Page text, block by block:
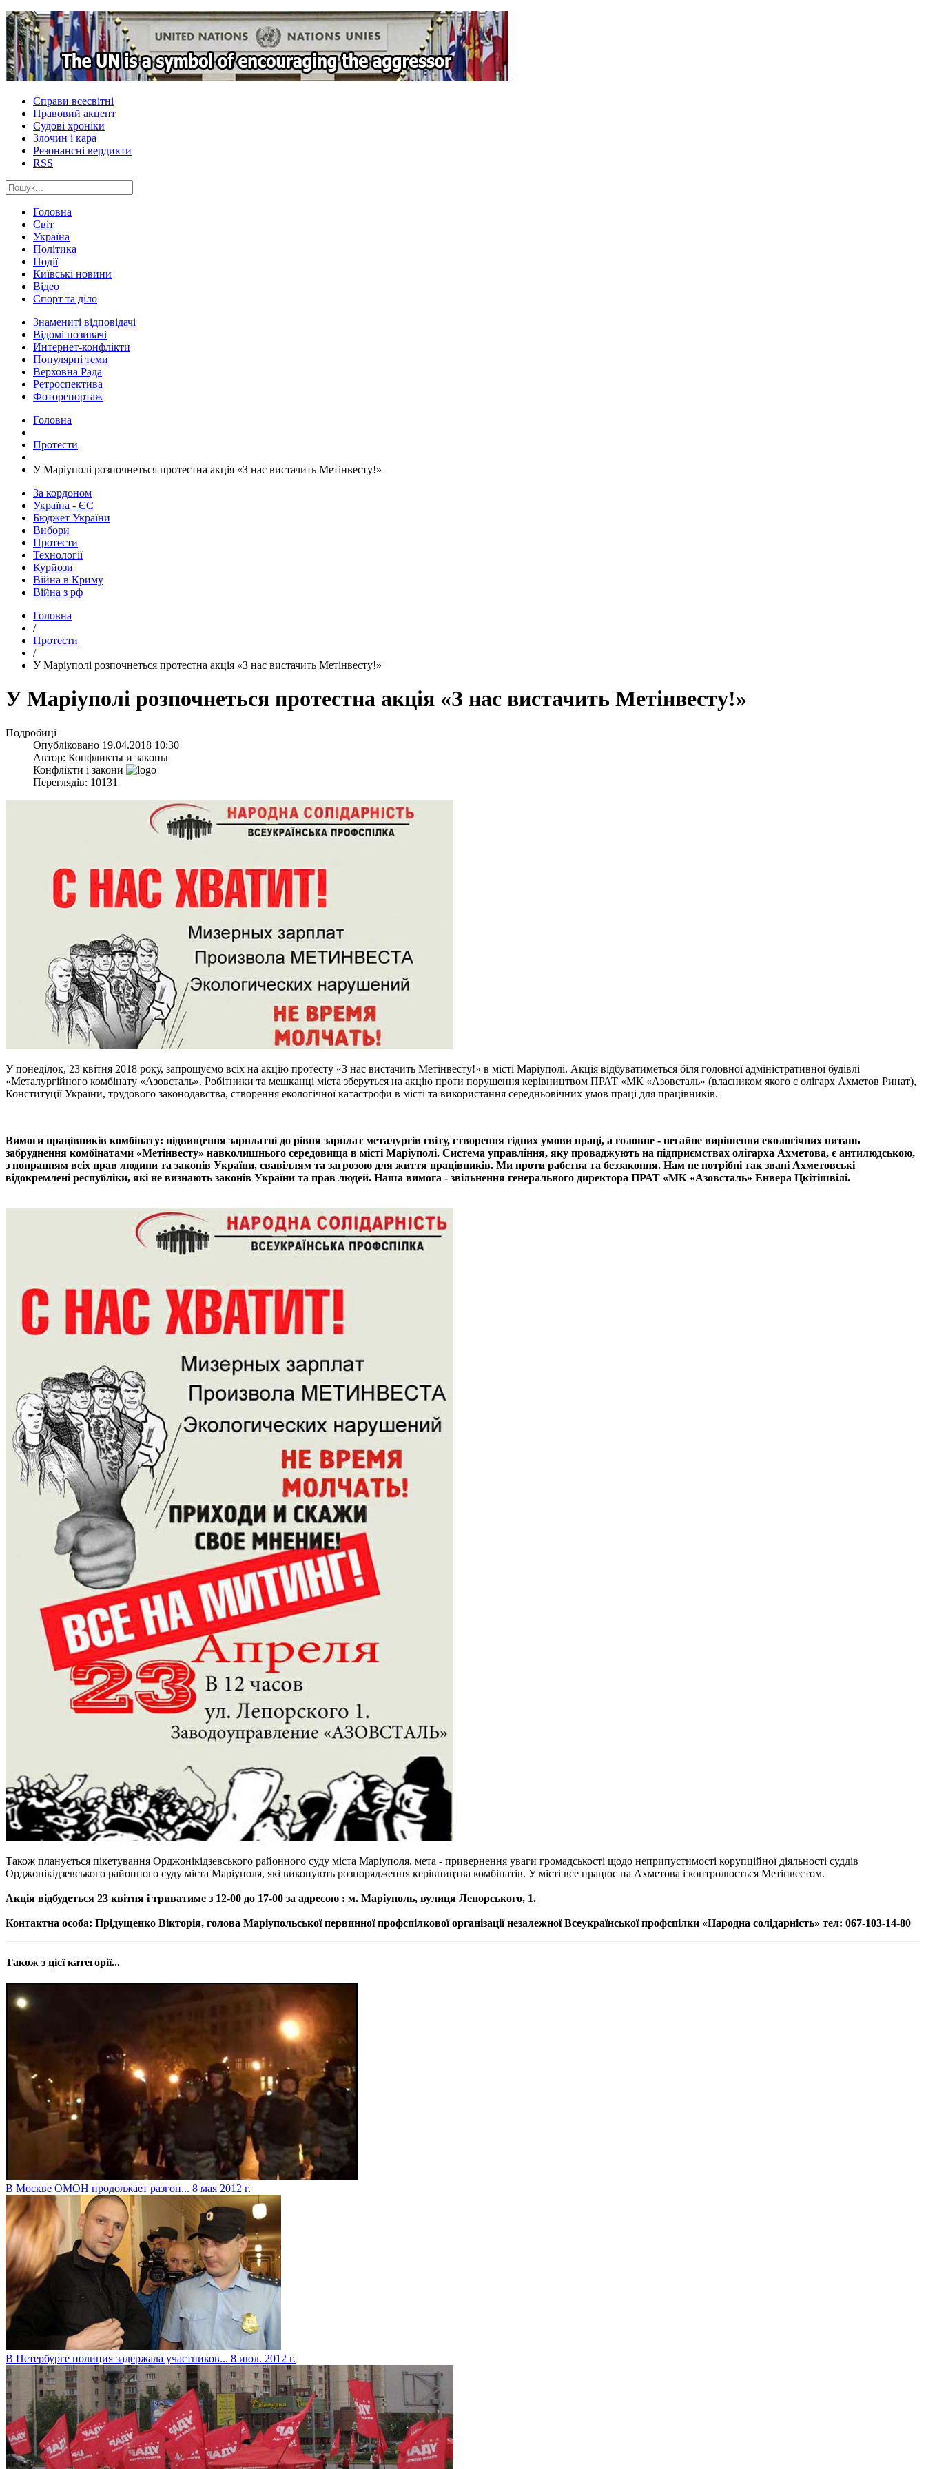
Справи всесвітні
Правовий акцент
Судові хроніки
Злочин і кара
Резонансні вердикти
RSS
Головна
Світ
Україна
Політика
Події
Київські новини
Відео
Спорт та діло
Знамениті відповідачі
Відомі позивачі
Интернет-конфлікти
Популярні теми
Верховна Рада
Ретроспектива
Фоторепортаж
Головна
Протести
​У Маріуполі розпочнеться протестна акція «З нас вистачить Метінвесту!»
За кордоном
Україна - ЄС
Бюджет України
Вибори
Протести
Технології
Курйози
Війна в Криму
Війна з рф
Головна
/
Протести
/
​У Маріуполі розпочнеться протестна акція «З нас вистачить Метінвесту!»
​У Маріуполі розпочнеться протестна акція «З нас вистачить Метінвесту!»
Подробиці
Опубліковано 19.04.2018 10:30
Автор: Конфликты и законы
Конфлікти і закони
Переглядів: 10131
У понеділок, 23 квітня 2018 року, запрошуємо всіх на акцію протесту «З нас вистачить Метінвесту!» в місті Маріуполі. Акція відбуватиметься біля головної адміністративної будівлі
«Металургійного комбінату «Азовсталь». Робітники та мешканці міста зберуться на акцію проти порушення керівництвом ПРАТ «МК «Азовсталь» (власником якого є олігарх Ахметов Ринат),
Конституції України, трудового законодавства, створення екологічної катастрофи в місті та використання середньовічних умов праці для працівників.
Вимоги працівників комбінату: підвищення зарплатні до рівня зарплат металургів світу, створення гідних умови праці, а головне - негайне вирішення екологічних питань
забруднення комбінатами «Метінвесту» навколишнього середовища в місті Маріуполі. Система управління, яку проваджують на підприємствах олігарха Ахметова, є антилюдською,
з попранням всіх прав людини та законів України, свавіллям та загрозою для життя працівників. Ми проти рабства та беззаконня. Нам не потрібні так звані Ахметовські
відокремлені республіки, які не визнають законів України та прав людей. Наша вимога - звільнення генерального директора ПРАТ «МК «Азовсталь» Енвера Цкітішвілі.
Також планується пікетування Орджонікідзевського районного суду міста Маріуполя, мета - привернення уваги громадськості щодо неприпустимості корупційної діяльності суддів
Орджонікідзевського районного суду міста Маріуполя, які виконують розпорядження керівництва комбінатів. У місті все працює на Ахметова і контролюється Метінвестом.
Акція відбудеться 23 квітня і триватиме з 12-00 до 17-00 за адресою : м. Маріуполь, вулиця Лепорського, 1.
Контактна особа: Прідущенко Вікторія, голова Маріупольської первинної профспілкової організації незалежної Всеукраїнської профспілки «Народна солідарність» тел: 067-103-14-80
Також з цієї категорії...
В Москве ОМОН продолжает разгон... 8 мая 2012 г.
В Петербурге полиция задержала участников... 8 июл. 2012 г.